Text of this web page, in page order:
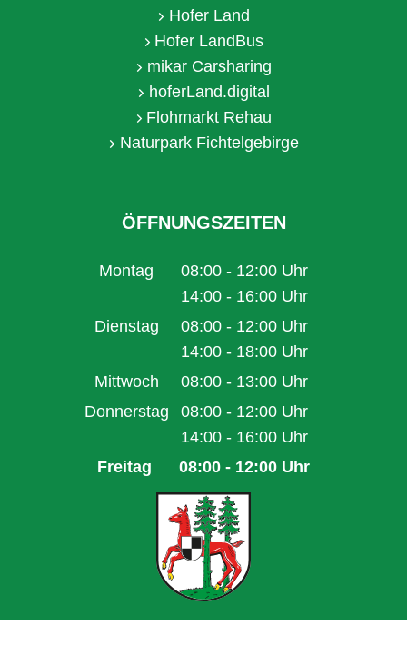
Hofer Land
Hofer LandBus
mikar Carsharing
hoferLand.digital
Flohmarkt Rehau
Naturpark Fichtelgebirge
ÖFFNUNGSZEITEN
Montag 08:00 - 12:00 Uhr
Von 08:00 bis 12:00 Uhr
14:00 - 16:00 Uhr
Von 14:00 bis 16:00 Uhr
Dienstag 08:00 - 12:00 Uhr
Von 08:00 bis 12:00 Uhr
14:00 - 18:00 Uhr
Von 14:00 bis 18:00 Uhr
Mittwoch 08:00 - 13:00 Uhr
Von 08:00 bis 13:00 Uhr
Donnerstag 08:00 - 12:00 Uhr
Von 08:00 bis 12:00 Uhr
14:00 - 16:00 Uhr
Von 14:00 bis 16:00 Uhr
Freitag 08:00 - 12:00 Uhr
Von 08:00 bis 12:00 Uhr